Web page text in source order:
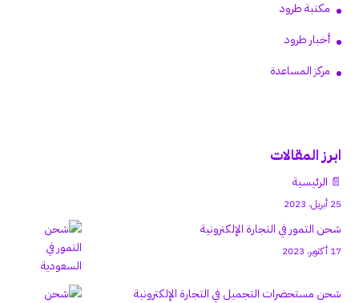
مكتبة طرود
أخبار طرود
مركز المساعدة
ابرز المقالات
📄 الرئيسية
25 أبريل، 2023
شحن التمور في التجارة الإلكترونية
17 أكتوبر، 2023
شحن مستحضرات التجميل في التجارة الإلكترونية